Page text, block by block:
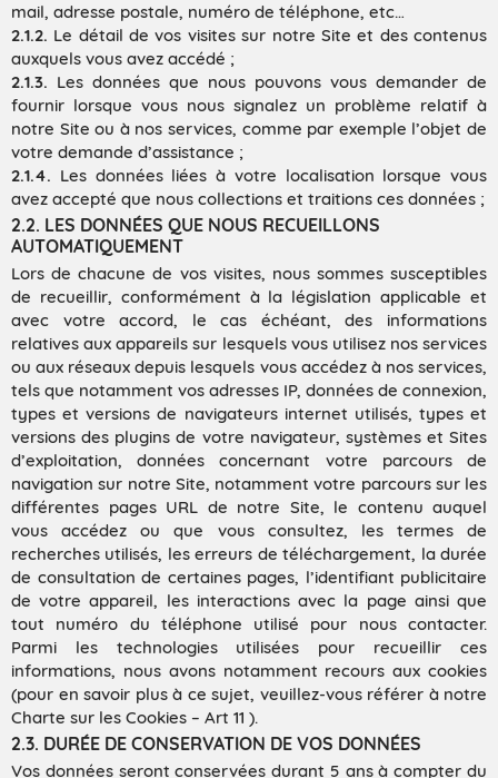
mail, adresse postale, numéro de téléphone, etc…
2.1.2. Le détail de vos visites sur notre Site et des contenus
auxquels vous avez accédé ;
2.1.3. Les données que nous pouvons vous demander de
fournir lorsque vous nous signalez un problème relatif à
notre Site ou à nos services, comme par exemple l’objet de
votre demande d’assistance ;
2.1.4. Les données liées à votre localisation lorsque vous
avez accepté que nous collections et traitions ces données ;
2.2. LES DONNÉES QUE NOUS RECUEILLONS
AUTOMATIQUEMENT
Lors de chacune de vos visites, nous sommes susceptibles
de recueillir, conformément à la législation applicable et
avec votre accord, le cas échéant, des informations
relatives aux appareils sur lesquels vous utilisez nos services
ou aux réseaux depuis lesquels vous accédez à nos services,
tels que notamment vos adresses IP, données de connexion,
types et versions de navigateurs internet utilisés, types et
versions des plugins de votre navigateur, systèmes et Sites
d’exploitation, données concernant votre parcours de
navigation sur notre Site, notamment votre parcours sur les
différentes pages URL de notre Site, le contenu auquel
vous accédez ou que vous consultez, les termes de
recherches utilisés, les erreurs de téléchargement, la durée
de consultation de certaines pages, l’identifiant publicitaire
de votre appareil, les interactions avec la page ainsi que
tout numéro du téléphone utilisé pour nous contacter.
Parmi les technologies utilisées pour recueillir ces
informations, nous avons notamment recours aux cookies
(pour en savoir plus à ce sujet, veuillez-vous référer à notre
Charte sur les Cookies – Art 11 ).
2.3. DURÉE DE CONSERVATION DE VOS DONNÉES
Vos données seront conservées durant 5 ans à compter du